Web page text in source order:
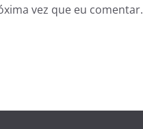
vez que eu comentar.